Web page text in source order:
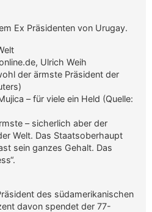
Ex Präsidenten von Urugay.
Ulrich Weih
der ärmste Präsident der
– für viele ein Held (Quelle:
– sicherlich aber der
Welt. Das Staatsoberhaupt
sein ganzes Gehalt. Das
des südamerikanischen
davon spendet der 77-